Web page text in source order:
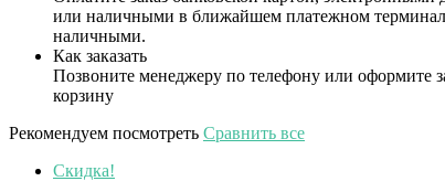
или наличными в ближайшем платежном
наличными.
Как заказать
Позвоните менеджеру по телефону или оформите
корзину
Рекомендуем посмотреть Сравнить все
Скидка!